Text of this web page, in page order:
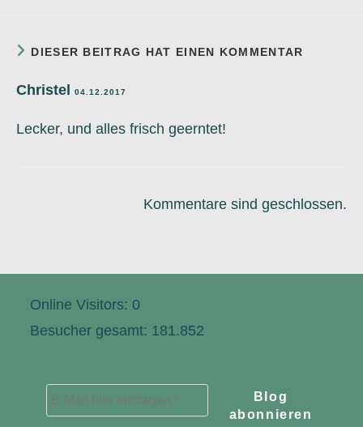
DIESER BEITRAG HAT EINEN KOMMENTAR
Christel 04.12.2017
Lecker, und alles frisch geerntet!
Kommentare sind geschlossen.
Online Visitors: 0
Besucher gesamt: 181.852
E-